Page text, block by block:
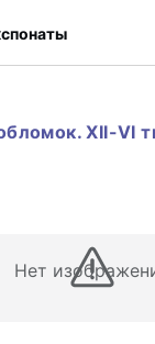
XII-VI
Нет